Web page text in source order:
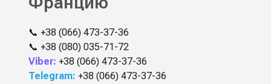
📞 +38 (066) 473-37-36
📞 +38 (080) 035-71-72
Viber: +38 (066) 473-37-36
Telegram: +38 (066) 473-37-36